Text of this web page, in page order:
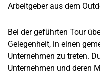
Arbeitgeber aus dem
Bei der geführten Tour
Gelegenheit, in einen
Unternehmen zu treten.
Unternehmen und deren